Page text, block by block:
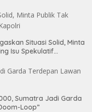
Situasi Solid, Minta
Isu Spekulatif
Sumatra Jadi Garda
Loop”